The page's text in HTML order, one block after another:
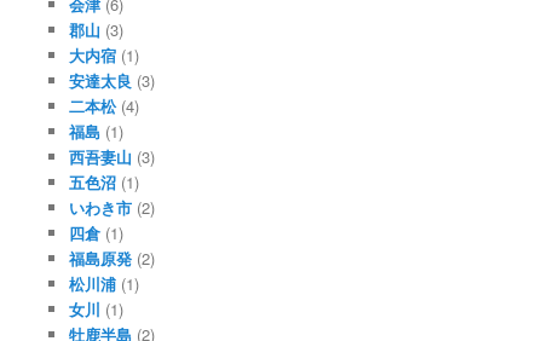
郡山 (3)
大内宿(1)
安達太良 (3)
二本松(4)
福島(1)
西吾妻山 (3)
五色沼(1)
いわき市(2)
四倉(1)
福島原発(2)
松川浦(1)
女川 (1)
牡鹿半島(2)